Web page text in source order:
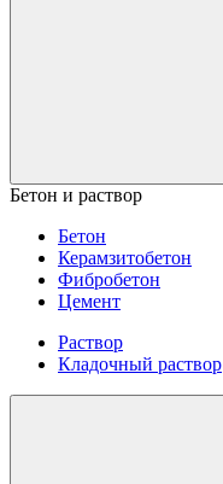
Бетон и раствор
Бетон
Керамзитобетон
Фибробетон
Цемент
Раствор
Кладочный раствор